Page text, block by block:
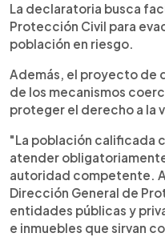
La declaratoria busca
Protección Civil para
población en riesgo.
Además, el proyecto de
de los mecanismos
proteger el derecho a la
"La población calificada
atender
autoridad competente.
Dirección General de
entidades públicas y
e inmuebles que sirvan